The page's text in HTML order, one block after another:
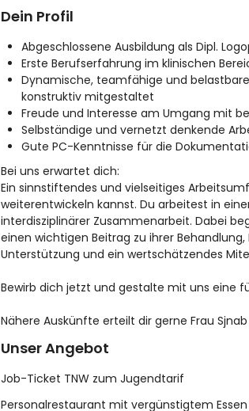
Dein Profil
Abgeschlossene Ausbildung als Dipl.
Erste Berufserfahrung im klinischen
Dynamische, teamfähige und
konstruktiv mitgestaltet
Freude und Interesse am Umgang mit
Selbständige und vernetzt denkende
Gute PC-Kenntnisse für die
Bei uns erwartet dich:
Ein sinnstiftendes und vielseitiges
weiterentwickeln kannst. Du arbeitest in
interdisziplinärer Zusammenarbeit. Dabei
einen wichtigen Beitrag zu ihrer
Unterstützung und ein wertschätzendes
Bewirb dich jetzt und gestalte mit uns eine
Nähere Auskünfte erteilt dir gerne Frau
Unser Angebot
Job-Ticket TNW zum Jugendtarif
Personalrestaurant mit vergünstigtem Essen